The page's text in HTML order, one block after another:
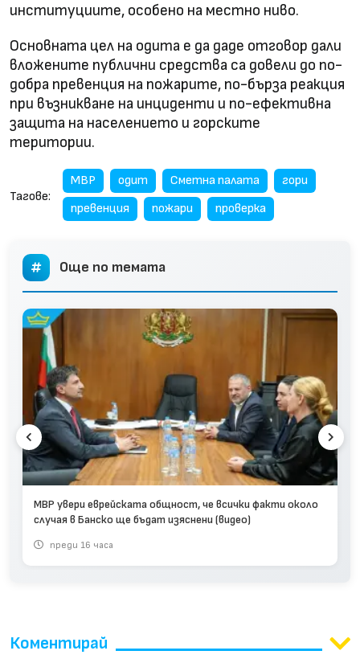
институциите, особено на местно ниво.
Основната цел на одита е да даде отговор дали
вложените публични средства са довели до по-
добра превенция на пожарите, по-бърза реакция
при възникване на инциденти и по-ефективна
защита на населението и горските
територии.
Тагове:
МВР одит Сметна палата
гори
превенция
пожари проверка
Още по темата
МВР увери еврейската общност, че всички факти около
случая в Банско ще бъдат изяснени (видео)
преди 16 часа
Коментирай